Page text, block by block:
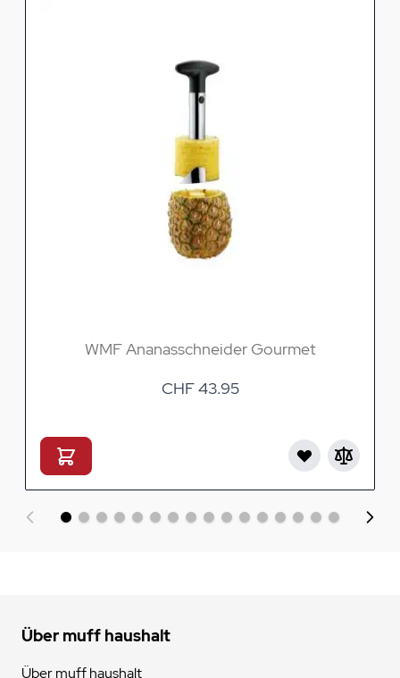
WMF Ananasschneider Gourmet
CHF 43.95
Über muff haushalt
Über muff haushalt